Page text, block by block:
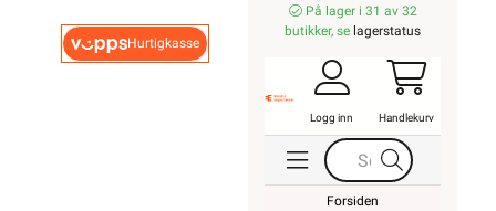
Hurtigkasse
På lager i 31 av 32
butikker, se lagerstatus
Logg inn Handlekurv
Forsiden